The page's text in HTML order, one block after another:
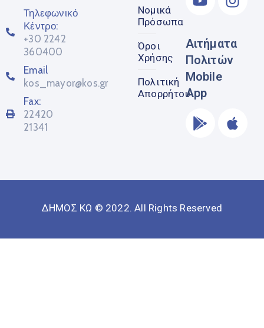
Τηλεφωνικό
Κέντρο:
+30 2242
360400
Email
kos_mayor@kos.gr
Fax:
22420
21341
Νομικά
Πρόσωπα
Όροι
Χρήσης
Πολιτική
Απορρήτου
Αιτήματα
Πολιτών
Mobile
App
ΔΗΜΟΣ ΚΩ © 2022. All Rights Reserved